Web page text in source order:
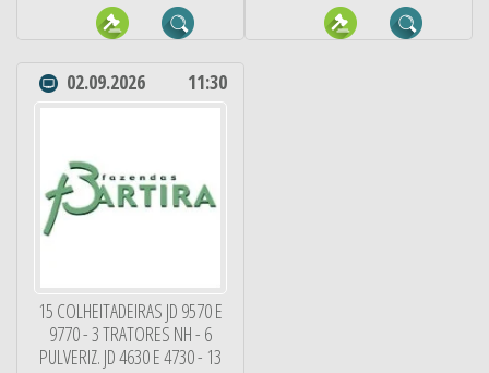
02.09.2026 11:30
15 COLHEITADEIRAS JD 9570 E
9770 - 3 TRATORES NH - 6
PULVERIZ. JD 4630 E 4730 - 13